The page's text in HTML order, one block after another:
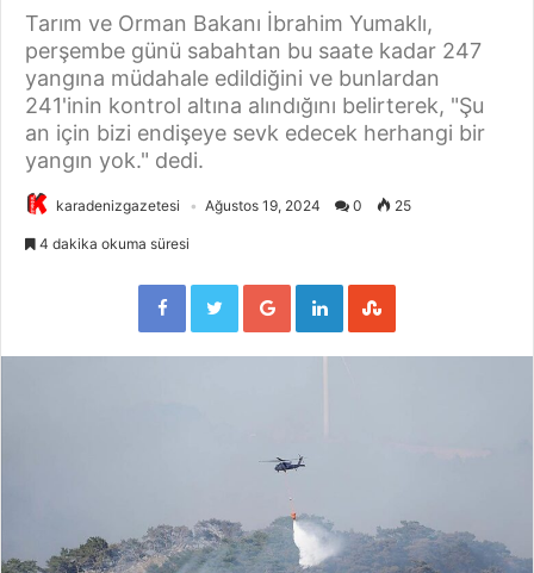
Tarım ve Orman Bakanı İbrahim Yumaklı,
perşembe günü sabahtan bu saate kadar 247
yangına müdahale edildiğini ve bunlardan
241'inin kontrol altına alındığını belirterek, "Şu
an için bizi endişeye sevk edecek herhangi bir
yangın yok." dedi.
karadenizgazetesi Ağustos 19, 2024 0 25
4 dakika okuma süresi
FacebookTwitterGoogle+LinkedInStumbleUpon